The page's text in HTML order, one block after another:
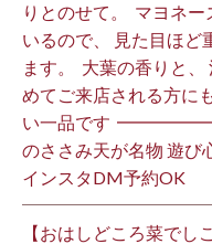
りとのせて。 ⁡ マヨネ
いるので、 見た目ほど
ます。 ⁡ 大葉の香りと
めてご来店される方に
い一品です️
のささみ天が名物 遊び
インスタDM予約OK ⁡
【おはしどころ菜でし